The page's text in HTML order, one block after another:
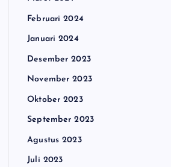
Februari 2024
Januari 2024
Desember 2023
November 2023
Oktober 2023
September 2023
Agustus 2023
Juli 2023